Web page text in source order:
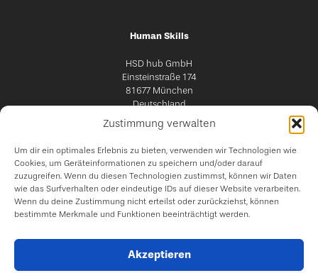
Zustimmung verwalten
Um dir ein optimales Erlebnis zu bieten, verwenden wir Technologien wie
Cookies, um Geräteinformationen zu speichern und/oder darauf
zuzugreifen. Wenn du diesen Technologien zustimmst, können wir Daten
wie das Surfverhalten oder eindeutige IDs auf dieser Website verarbeiten.
Wenn du deine Zustimmung nicht erteilst oder zurückziehst, können
bestimmte Merkmale und Funktionen beeinträchtigt werden.
Akzeptieren
Human Skills
HSD hub GmbH
Einsteinstraße 174
81677 München
Deutschland